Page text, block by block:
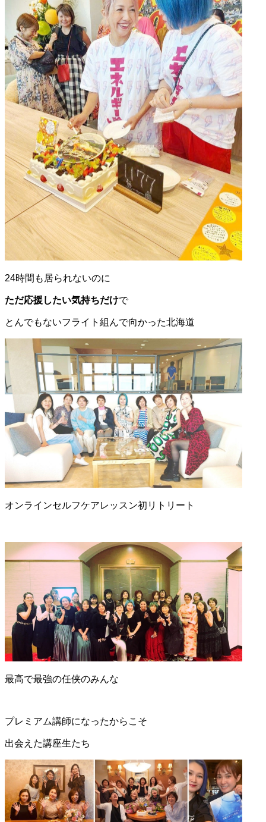
24時間も居られないのに
ただ応援したい気持ちだけで
とんでもないフライト組んで向かった北海道
オンラインセルフケアレッスン初リトリート
最高で最強の任侠のみんな
プレミアム講師になったからこそ
出会えた講座生たち